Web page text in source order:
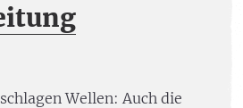
Wellen: Auch die